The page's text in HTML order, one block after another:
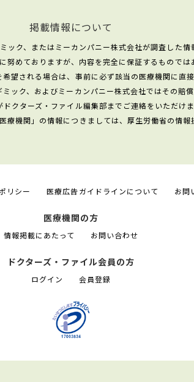
掲載情報について
ック、またはミーカンパニー株式会社が調査した情
努めておりますが、内容を完全に保証するものでは
望される場合は、事前に必ず該当の医療機関に直接
ック、およびミーカンパニー株式会社ではその賠
クターズ・ファイル編集部までご連絡をいただけ
機関」の情報につきましては、厚生労働省の情報
リシー 医療広告ガイドラインについて お問
医療機関の方
情報掲載にあたって お問い合わせ
ドクターズ・ファイル会員の方
ログイン 会員登録